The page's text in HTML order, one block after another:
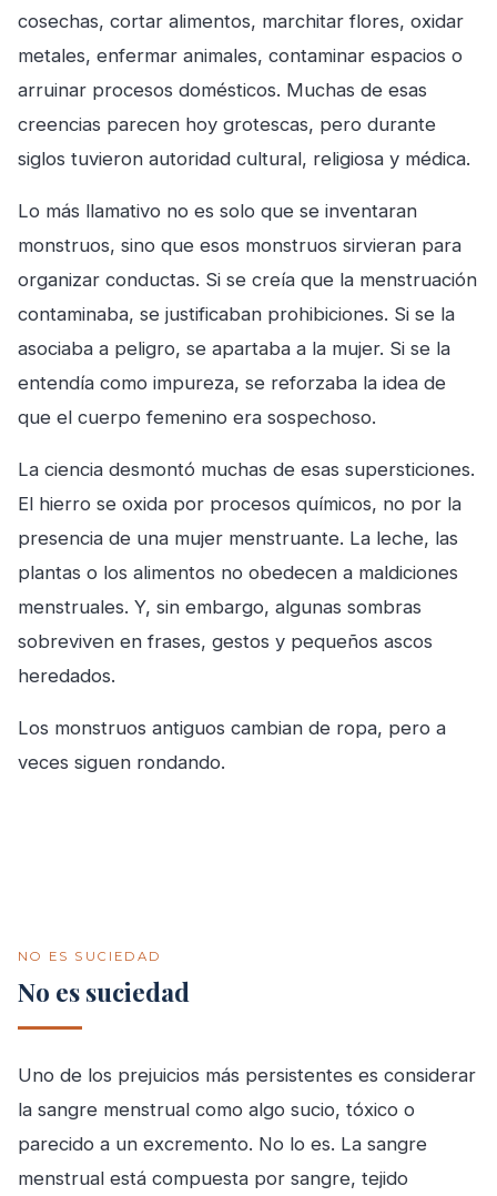
cosechas, cortar alimentos, marchitar flores, oxidar
metales, enfermar animales, contaminar espacios o
arruinar procesos domésticos. Muchas de esas
creencias parecen hoy grotescas, pero durante
siglos tuvieron autoridad cultural, religiosa y médica.
Lo más llamativo no es solo que se inventaran
monstruos, sino que esos monstruos sirvieran para
organizar conductas. Si se creía que la menstruación
contaminaba, se justificaban prohibiciones. Si se la
asociaba a peligro, se apartaba a la mujer. Si se la
entendía como impureza, se reforzaba la idea de
que el cuerpo femenino era sospechoso.
La ciencia desmontó muchas de esas supersticiones.
El hierro se oxida por procesos químicos, no por la
presencia de una mujer menstruante. La leche, las
plantas o los alimentos no obedecen a maldiciones
menstruales. Y, sin embargo, algunas sombras
sobreviven en frases, gestos y pequeños ascos
heredados.
Los monstruos antiguos cambian de ropa, pero a
veces siguen rondando.
NO ES SUCIEDAD
No es suciedad
Uno de los prejuicios más persistentes es considerar
la sangre menstrual como algo sucio, tóxico o
parecido a un excremento. No lo es. La sangre
menstrual está compuesta por sangre, tejido